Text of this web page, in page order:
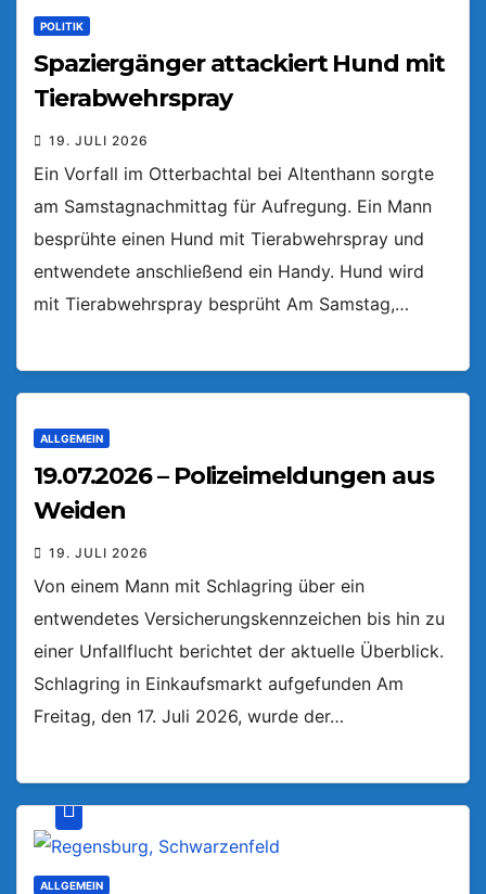
POLITIK
Spaziergänger attackiert Hund mit
Tierabwehrspray
19. JULI 2026
Ein Vorfall im Otterbachtal bei Altenthann sorgte
am Samstagnachmittag für Aufregung. Ein Mann
besprühte einen Hund mit Tierabwehrspray und
entwendete anschließend ein Handy. Hund wird
mit Tierabwehrspray besprüht Am Samstag,…
ALLGEMEIN
19.07.2026 – Polizeimeldungen aus
Weiden
19. JULI 2026
Von einem Mann mit Schlagring über ein
entwendetes Versicherungskennzeichen bis hin zu
einer Unfallflucht berichtet der aktuelle Überblick.
Schlagring in Einkaufsmarkt aufgefunden Am
Freitag, den 17. Juli 2026, wurde der…
ALLGEMEIN